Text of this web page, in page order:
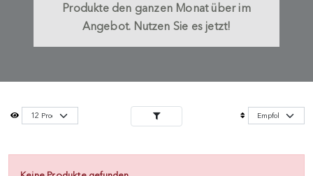
Produkte den ganzen Monat über im
Angebot. Nutzen Sie es jetzt!